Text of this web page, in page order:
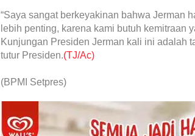
“Saya sangat berkeyakinan bahwa Jerman
lebih penting, karena kami butuh kemitraan
Kunjungan Presiden Jerman kali ini adalah
tutur Presiden.(TJ/Ac)
(BPMI Setpres)